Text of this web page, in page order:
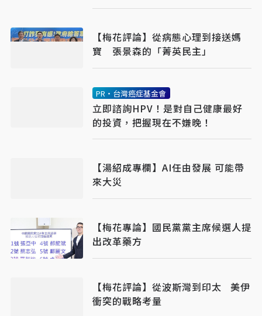
【梅花評論】從病態心理到接送媽
寶 張景森的「菁英民主」
PR・台灣癌症基金會
立即諮詢HPV！是對自己健康最好
的投資，把握現在不嫌晚！
【湯紹成專欄】AI任由發展 可能帶
來大災
【梅花專論】國民黨黨主席候選人提
出改革藥方
【梅花評論】從波斯灣到印太 美伊
衝突的戰略考量